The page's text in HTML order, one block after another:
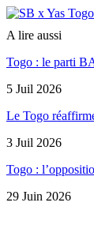
A lire aussi
Togo : le parti
5 Juil 2026
Le Togo
3 Juil 2026
Togo :
29 Juin 2026